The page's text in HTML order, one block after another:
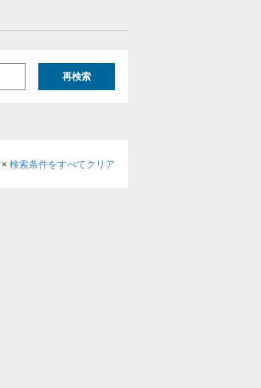
再検索
× 検索条件をすべてクリア